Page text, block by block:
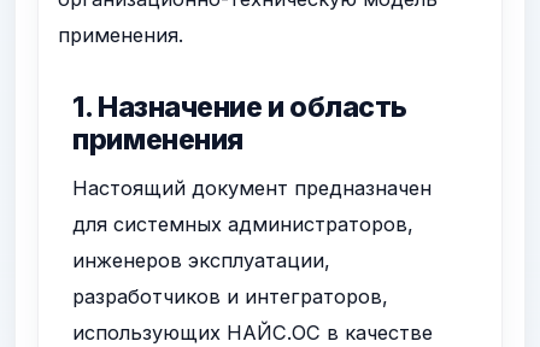
применения.
1. Назначение и область
применения
Настоящий документ предназначен
для системных администраторов,
инженеров эксплуатации,
разработчиков и интеграторов,
использующих НАЙС.ОС в качестве